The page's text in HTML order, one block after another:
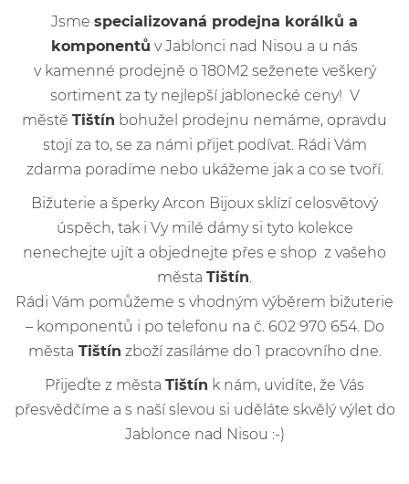
Jsme specializovaná prodejna korálků a
komponentů v Jablonci nad Nisou a u nás
v kamenné prodejně o 180M2 seženete veškerý
sortiment za ty nejlepší jablonecké ceny! V
městě Tištín bohužel prodejnu nemáme, opravdu
stojí za to, se za námi přijet podívat. Rádi Vám
zdarma poradíme nebo ukážeme jak a co se tvoří.
Bižuterie a šperky Arcon Bijoux sklízí celosvětový
úspěch, tak i Vy milé dámy si tyto kolekce
nenechejte ujít a objednejte přes e shop z vašeho
města Tištín
Rádi Vám pomůžeme s vhodným výběrem bižuterie
– komponentů i po telefonu na č. 602 970 654. Do
města Tištín zboží zasíláme do 1 pracovního dne.
Přijeďte z města Tištín k nám, uvidíte, že Vás
přesvědčíme a s naší slevou si uděláte skvělý výlet do
Jablonce nad Nisou :-)